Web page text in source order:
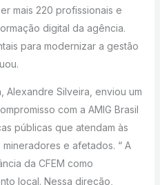
mais 220 profissionais e
digital da agência.
para modernizar a gestão
Alexandre Silveira, enviou um
com a AMIG Brasil
públicas que atendam às
e afetados. “ A
da CFEM como
local. Nessa direção,